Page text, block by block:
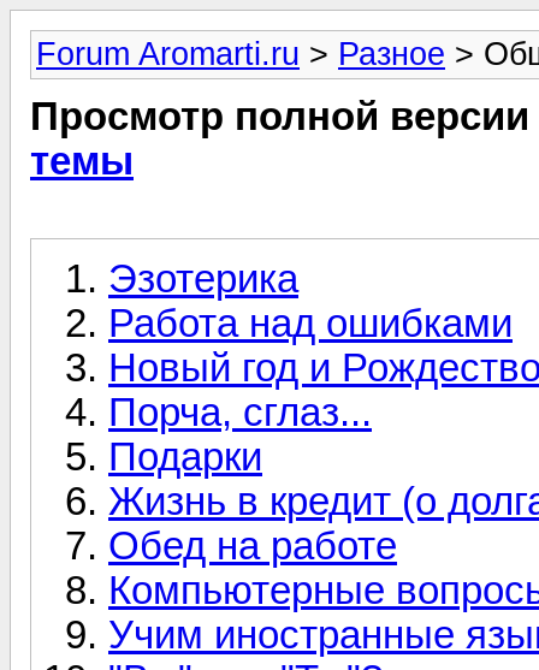
Forum Aromarti.ru > Разное >
Просмотр полной
темы
Эзотерика
Работа над ошибками
Новый год и
Порча, сглаз...
Подарки
Жизнь в кредит (о
Обед на работе
Компьютерные
Учим иностранные